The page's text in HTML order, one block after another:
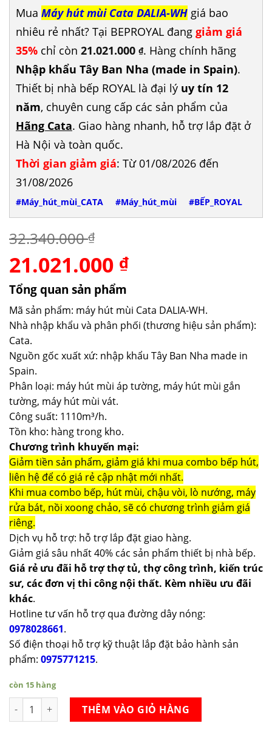
Mua Máy hút mùi Cata DALIA-WH giá bao
nhiêu rẻ nhất? Tại BEPROYAL đang giảm giá
35% chỉ còn 21.021.000 ₫. Hàng chính hãng
Nhập khẩu Tây Ban Nha (made in Spain).
Thiết bị nhà bếp ROYAL là đại lý uy tín 12
năm, chuyên cung cấp các sản phẩm của
Hãng Cata. Giao hàng nhanh, hỗ trợ lắp đặt ở
Hà Nội và toàn quốc.
Thời gian giảm giá: Từ 01/08/2026 đến
31/08/2026
#Máy_hút_mùi_CATA #Máy_hút_mùi #BẾP_ROYAL
32.340.000₫
Giá
gốc
là:
32.340.000 ₫.
21.021.000 ₫Giá
là:
21.021.000 ₫.
Tổng quan sản phẩm
Mã sản phẩm: máy hút mùi Cata DALIA-WH.
Nhà nhập khẩu và phân phối (thương hiệu sản phẩm):
Cata.
Nguồn gốc xuất xứ: nhập khẩu Tây Ban Nha made in
Spain.
Phân loại: máy hút mùi áp tường, máy hút mùi gắn
tường, máy hút mùi vát.
Công suất: 1110m³/h.
Tồn kho: hàng trong kho.
Chương trình khuyến mại:
Giảm tiền sản phẩm, giảm giá khi mua combo bếp hút,
liên hệ để có giá rẻ cập nhật mới nhất.
Khi mua combo bếp, hút mùi, chậu vòi, lò nướng, máy
rửa bát, nồi xoong chảo, sẽ có chương trình giảm giá
riêng.
Dịch vụ hỗ trợ: hỗ trợ lắp đặt giao hàng.
Giảm giá sâu nhất 40% các sản phẩm thiết bị nhà bếp.
Giá rẻ ưu đãi hỗ trợ thợ tủ, thợ công trình, kiến trúc
sư, các đơn vị thi công nội thất. Kèm nhiều ưu đãi
khác.
Hotline tư vấn hỗ trợ qua đường dây nóng:
0978028661.
Số điện thoại hỗ trợ kỹ thuật lắp đặt bảo hành sản
phẩm: 0975771215.
còn 15 hàng
Máy hút mùi Cata DALIA-WH số lượng
THÊM VÀO GIỎ HÀNG